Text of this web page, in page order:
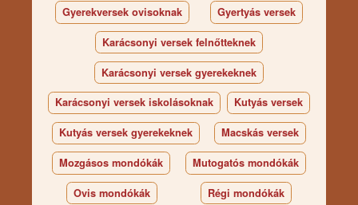
Gyerekversek ovisoknak Gyertyás versek
Karácsonyi versek felnőtteknek
Karácsonyi versek gyerekeknek
Karácsonyi versek iskolásoknak Kutyás versek
Kutyás versek gyerekeknek Macskás versek
Mozgásos mondókák Mutogatós mondókák
Ovis mondókák Régi mondókák